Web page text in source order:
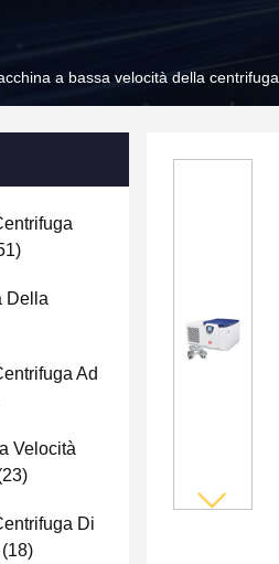
a bassa velocità della centrifuga
Della
Ad
Velocità
Di
(18)